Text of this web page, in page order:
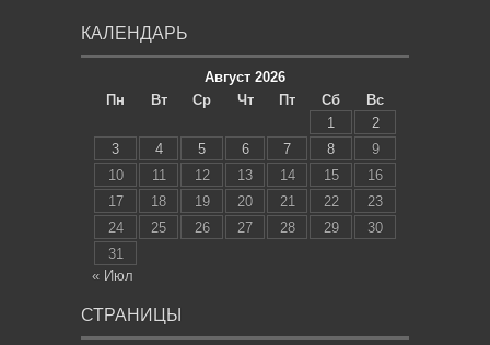
КАЛЕНДАРЬ
Август 2026
Пн
Вт Ср Чт Пт Сб
Вс
1
2
3
4 5 6 7 8
9
10
11 12 13 14 15
16
17
18 19 20 21 22
23
24
25 26 27 28 29
30
31
« Июл
СТРАНИЦЫ